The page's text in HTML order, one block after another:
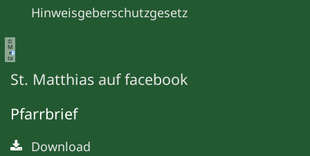
Hinweisgeberschutzgesetz
©
M
e
ta
St. Matthias auf facebook
Pfarrbrief
Download